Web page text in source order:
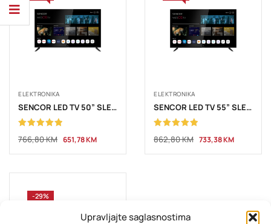
Upravljajte saglasnostima
ELEKTRONIKA
SENCOR LED TV 50” SLE 50US804B UHD
5.00od 5
766,80KM 651,78KM
ELEKTRONIKA
SENCOR LED TV 55” SLE 55US804B UHD
5.00od 5
862,80KM 733,38KM
-29%